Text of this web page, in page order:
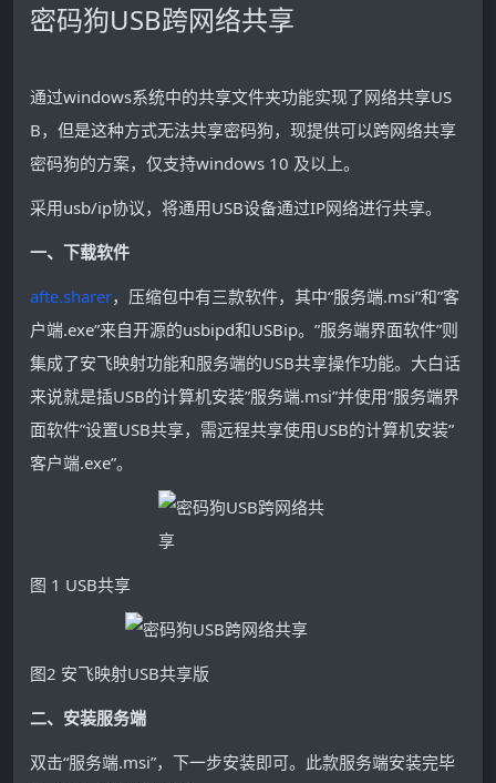
密码狗USB跨网络共享
通过windows系统中的共享文件夹功能实现了网络共享US
B，但是这种方式无法共享密码狗，现提供可以跨网络共享
密码狗的方案，仅支持windows 10 及以上。
采用usb/ip协议，将通用USB设备通过IP网络进行共享。
一、下载软件
afte.sharer，压缩包中有三款软件，其中“服务端.msi”和”客
户端.exe”来自开源的usbipd和USBip。”服务端界面软件”则
集成了安飞映射功能和服务端的USB共享操作功能。大白话
来说就是插USB的计算机安装”服务端.msi”并使用”服务端界
面软件”设置USB共享，需远程共享使用USB的计算机安装”
客户端.exe”。
图 1 USB共享
图2 安飞映射USB共享版
二、安装服务端
双击“服务端.msi”，下一步安装即可。此款服务端安装完毕